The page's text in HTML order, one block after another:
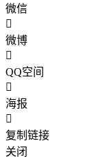
微信
微博
QQ空间
海报
复制链接
关闭